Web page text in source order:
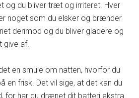
og du bliver træt og irriteret. Hver
noget som du elsker og brænder
derimod og du bliver gladere og
give af.
en smule om natten, hvorfor du
en frisk. Det vil sige, at det kan du
for har du drænet dit batteri ekstra